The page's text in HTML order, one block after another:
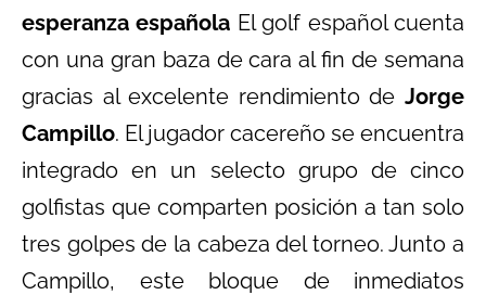
esperanza española El golf español cuenta
con una gran baza de cara al fin de semana
gracias al excelente rendimiento de Jorge
Campillo. El jugador cacereño se encuentra
integrado en un selecto grupo de cinco
golfistas que comparten posición a tan solo
tres golpes de la cabeza del torneo. Junto a
Campillo, este bloque de inmediatos